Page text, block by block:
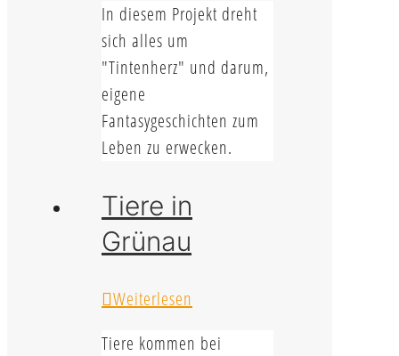
In diesem Projekt dreht
sich alles um
"Tintenherz" und darum,
eigene
Fantasygeschichten zum
Leben zu erwecken.
Tiere in
Grünau
Weiterlesen
Tiere kommen bei